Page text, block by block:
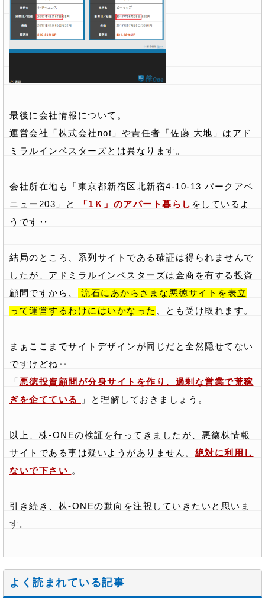
最後に会社情報について。
運営会社「株式会社not」や責任者「佐藤 大地」はアド
ミラルインベスターズとは異なります。
会社所在地も「東京都新宿区北新宿4-10-13 パークアベ
ニュー203」と
「1Ｋ」のアパート暮らし をしているよ
うです‥
結局のところ、系列サイトである確証は得られませんで
したが、アドミラルインベスターズは金商を有する投資
顧問ですから、
流石にあからさまな悪徳サイトを表立
って運営するわけにはいかなった
、とも受け取れます。
まぁここまでサイトデザインが同じだと全然隠せてない
ですけどね‥
「 悪徳投資顧問が分身サイトを作り、過剰な営業で荒稼
ぎを企てている
」と理解しておきましょう。
以上、株-ONEの検証を行ってきましたが、悪徳株情報
サイトである事は疑いようがありません。 絶対に利用し
ないで下さい 。
引き続き、株-ONEの動向を注視していきたいと思いま
す。
よく読まれている記事